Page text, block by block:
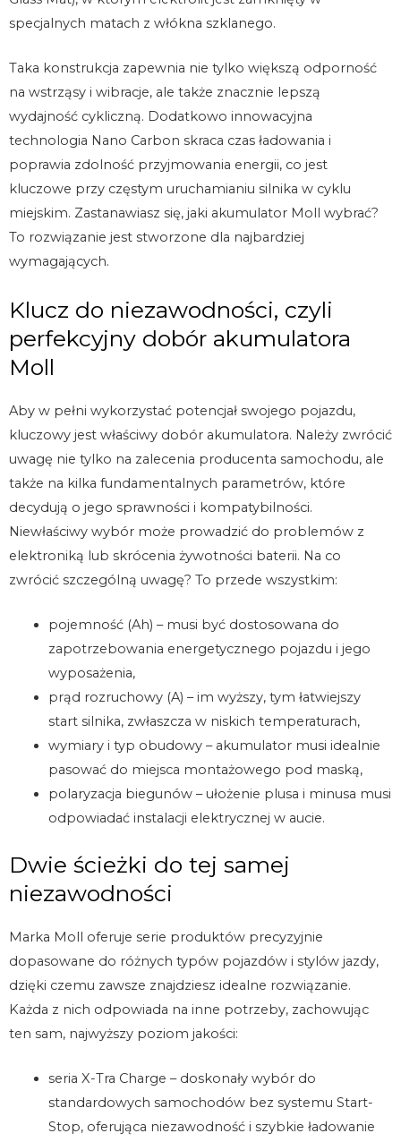
specjalnych matach z włókna szklanego.
Taka konstrukcja zapewnia nie tylko większą odporność
na wstrząsy i wibracje, ale także znacznie lepszą
wydajność cykliczną. Dodatkowo innowacyjna
technologia Nano Carbon skraca czas ładowania i
poprawia zdolność przyjmowania energii, co jest
kluczowe przy częstym uruchamianiu silnika w cyklu
miejskim. Zastanawiasz się, jaki akumulator Moll wybrać?
To rozwiązanie jest stworzone dla najbardziej
wymagających.
Klucz do niezawodności, czyli
perfekcyjny dobór akumulatora
Moll
Aby w pełni wykorzystać potencjał swojego pojazdu,
kluczowy jest właściwy dobór akumulatora. Należy zwrócić
uwagę nie tylko na zalecenia producenta samochodu, ale
także na kilka fundamentalnych parametrów, które
decydują o jego sprawności i kompatybilności.
Niewłaściwy wybór może prowadzić do problemów z
elektroniką lub skrócenia żywotności baterii. Na co
zwrócić szczególną uwagę? To przede wszystkim:
pojemność (Ah) – musi być dostosowana do
zapotrzebowania energetycznego pojazdu i jego
wyposażenia,
prąd rozruchowy (A) – im wyższy, tym łatwiejszy
start silnika, zwłaszcza w niskich temperaturach,
wymiary i typ obudowy – akumulator musi idealnie
pasować do miejsca montażowego pod maską,
polaryzacja biegunów – ułożenie plusa i minusa musi
odpowiadać instalacji elektrycznej w aucie.
Dwie ścieżki do tej samej
niezawodności
Marka Moll oferuje serie produktów precyzyjnie
dopasowane do różnych typów pojazdów i stylów jazdy,
dzięki czemu zawsze znajdziesz idealne rozwiązanie.
Każda z nich odpowiada na inne potrzeby, zachowując
ten sam, najwyższy poziom jakości:
seria X-Tra Charge – doskonały wybór do
standardowych samochodów bez systemu Start-
Stop, oferująca niezawodność i szybkie ładowanie